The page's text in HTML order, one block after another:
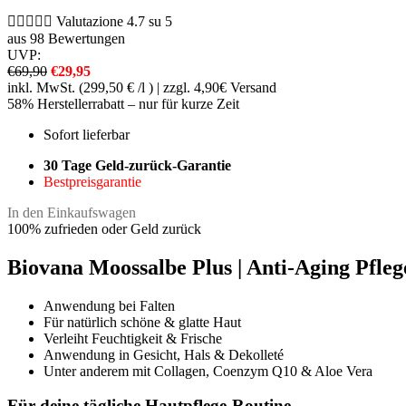
     Valutazione 4.7 su 5
aus 98 Bewertungen
UVP:
€69,90 €29,95
inkl. MwSt. (299,50 € /l ) | zzgl. 4,90€ Versand
58% Herstellerrabatt – nur für kurze Zeit
Sofort lieferbar
30 Tage Geld-zurück-Garantie
Bestpreisgarantie
In den Einkaufswagen
100% zufrieden oder Geld zurück
Biovana Moossalbe Plus | Anti-Aging
Anwendung bei Falten
Für natürlich schöne & glatte Haut
Verleiht Feuchtigkeit & Frische
Anwendung in Gesicht, Hals & Dekolleté
Unter anderem mit Collagen, Coenzym Q10 & Aloe Vera